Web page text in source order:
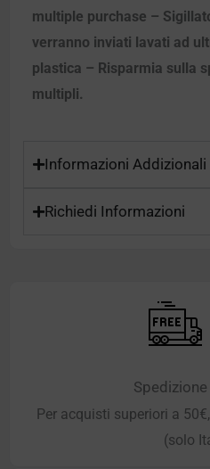
multiple purchase –
verranno inviati lavati ad
plastica – Risparmia sulla
multipli.
Informazioni Addizionali
Richiedi Informazioni
Per acquisti superiori a
(solo